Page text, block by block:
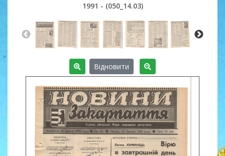
1991 - (050_14.03)
Відновити